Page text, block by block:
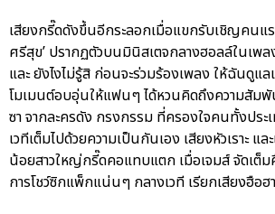
เสียงกรี๊ดดังขึ้นอีกระลอกเมื่อแขกรับเชิญคนแร
ศรีสุข’ ปรากฏตัวบนมินิสเตจกลางฮอลล์ในเพ
และ ยังไงไม่รู้สิ ก่อนจะร่วมร้องเพลง ให้ฉันดูแ
โมเมนต์อบอุ่นให้แฟนๆ ได้หวนคิดถึงความสัม
ซา จากละครดัง กรงกรรม ที่ครองใจคนทั้งปร
เวทีเต็มไปด้วยความเป็นกันเอง เสียงหัวเราะ แล
น้อยสาวใหญ่กรี๊ดคอแทบแตก เมื่อเจมส์ จัดเต็
การโชว์ซิกแพ็กแน่นๆ กลางเวที เรียกเสียงฮือ